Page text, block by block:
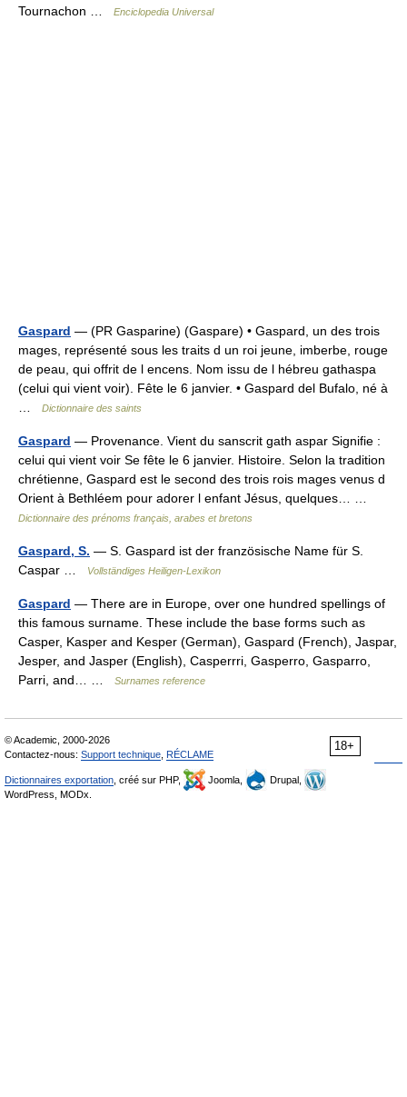
Tournachon …
Enciclopedia Universal
Gaspard — (PR Gasparine) (Gaspare) • Gaspard, un des trois
mages, représenté sous les traits d un roi jeune, imberbe, rouge
de peau, qui offrit de l encens. Nom issu de l hébreu gathaspa
(celui qui vient voir). Fête le 6 janvier. • Gaspard del Bufalo, né à
Dictionnaire des saints
Gaspard — Provenance. Vient du sanscrit gath aspar Signifie :
celui qui vient voir Se fête le 6 janvier. Histoire. Selon la tradition
chrétienne, Gaspard est le second des trois rois mages venus d
Orient à Bethléem pour adorer l enfant Jésus, quelques… …
Dictionnaire des prénoms français, arabes et bretons
Gaspard, S. — S. Gaspard ist der französische Name für S.
Caspar …
Vollständiges Heiligen-Lexikon
Gaspard — There are in Europe, over one hundred spellings of
this famous surname. These include the base forms such as
Casper, Kasper and Kesper (German), Gaspard (French), Jaspar,
Jesper, and Jasper (English), Casperrri, Gasperro, Gasparro,
Parri, and… …
Surnames reference
18+
© Academic, 2000-2026
Contactez-nous: Support technique RÉCLAME
Dictionnaires exportation , créé sur PHP, Joomla,
Drupal,
WordPress, MODx.